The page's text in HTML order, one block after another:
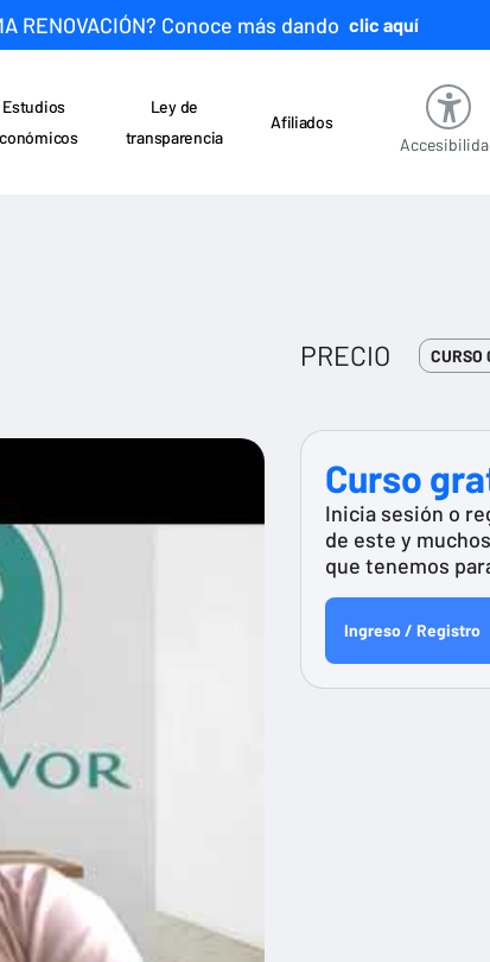
RENOVACIÓN? Conoce más dando clic aquí
Estudios
Ley de
transparencia
Afiliados
PRECIO CURSO
Curso
Inicia sesión o
de este y
que tenemos
Ingreso / Registro